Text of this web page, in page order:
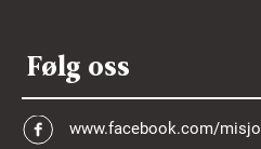
Følg oss
www.facebook.com/